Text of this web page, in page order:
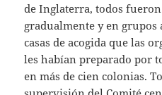
de Inglaterra, todos
gradualmente y en
casas de acogida que las
les habían preparado por
en más de cien colonias.